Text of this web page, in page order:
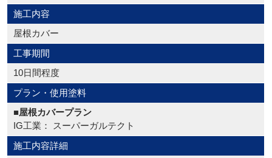
施工内容
屋根カバー
工事期間
10日間程度
プラン・使用塗料
■屋根カバープラン
IG工業： スーパーガルテクト
施工内容詳細